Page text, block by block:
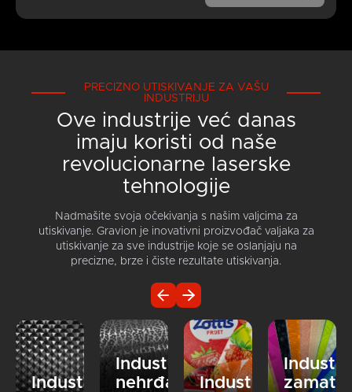
PRECIZNO UTISKIVANJE ZA VAŠU
INDUSTRIJU
Ove industrije već danas
imaju koristi od naše
revolucionarne laserske
tehnologije
Nadmašite svoja očekivanja s našim valjcima za
utiskivanje. Gravion je inovativni proizvođač valjaka za
utiskivanje za sve industrije koje se oslanjaju na
precizne, brze i čiste rezultate utiskivanja.
Industrija
Industrija
nehrđajućegIndustrija